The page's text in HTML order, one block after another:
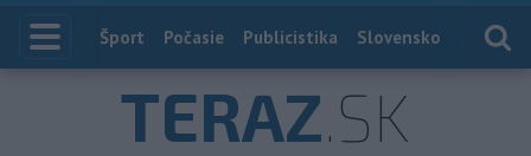
Index
Šport Počasie Publicistika Slovensko
TERAZ.SK